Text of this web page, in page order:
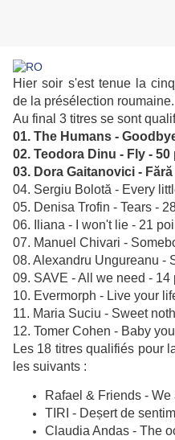
Hier soir s'est tenue la
de la présélection roumaine.
Au final 3 titres se sont
01. The Humans -
02. Teodora Dinu - Fly -
03. Dora Gaitanovici -
04. Sergiu Bolotă - Every
05. Denisa Trofin - Tears -
06. Iliana - I won't lie - 21
07. Manuel Chivari -
08. Alexandru Ungureanu -
09. SAVE - All we need - 14
10. Evermorph - Live your
11. Maria Suciu - Sweet
12. Tomer Cohen - Baby
Les 18 titres qualifiés pour
les suivants :
Rafael & Friends - We
TIRI - Deșert de
Claudia Andas - The